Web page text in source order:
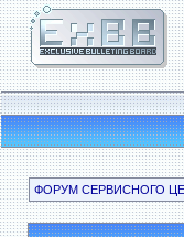
ФОРУМ СЕРВИСНОГО